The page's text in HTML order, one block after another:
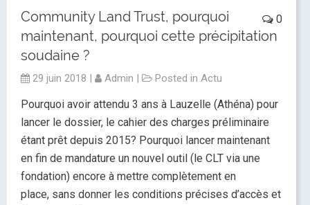
0
Community Land Trust, pourquoi
maintenant, pourquoi cette précipitation
soudaine ?
29 juin 2018 | Admin | Posted in Actu
Pourquoi avoir attendu 3 ans à Lauzelle (Athéna) pour
lancer le dossier, le cahier des charges préliminaire
étant prêt depuis 2015? Pourquoi lancer maintenant
en fin de mandature un nouvel outil (le CLT via une
fondation) encore à mettre complètement en
place, sans donner les conditions précises d’accès et